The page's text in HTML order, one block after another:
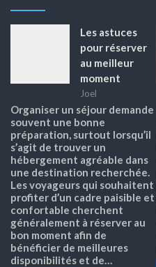
Les astuces
pour réserver
au meilleur
moment
Joel
Organiser un séjour demande
souvent une bonne
préparation, surtout lorsqu’il
s’agit de trouver un
hébergement agréable dans
une destination recherchée.
Les voyageurs qui souhaitent
profiter d’un cadre paisible et
confortable cherchent
généralement à réserver au
bon moment afin de
bénéficier de meilleures
disponibilités et de…